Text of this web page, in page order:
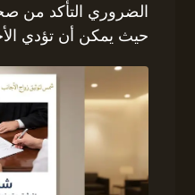
الضروري التأكد من
حيث يمكن أن تؤدي